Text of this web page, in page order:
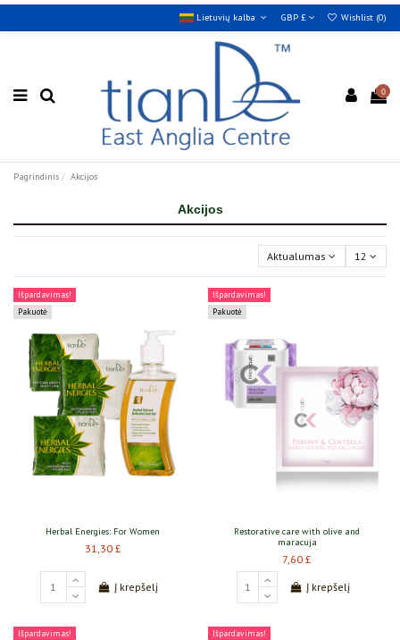
Lietuvių kalba GBP £ Wishlist (0)
0
Pagrindinis Akcijos
Akcijos
Aktualumas 12
Išpardavimas!
Pakuotė
Herbal Energies: For Women
31,30 £
Į krepšelį
Išpardavimas!
Pakuotė
Restorative care with olive and
maracuja
7,60 £
Į krepšelį
Išpardavimas!
Išpardavimas!